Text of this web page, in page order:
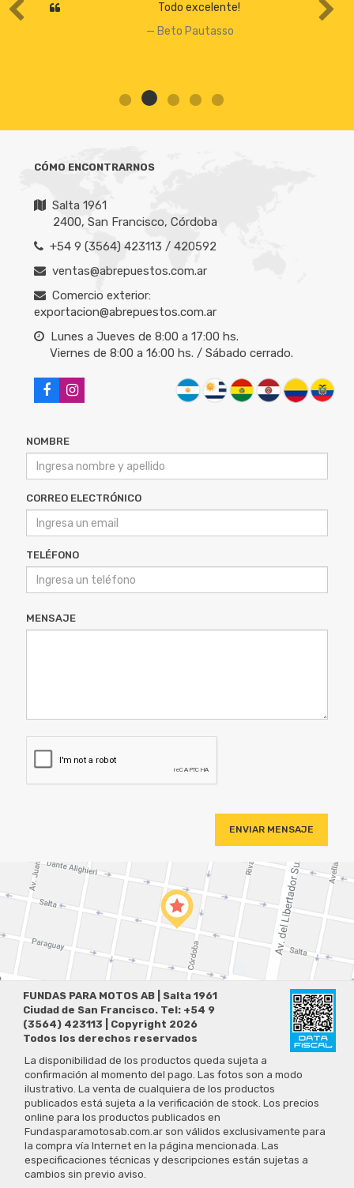
Todo excelente!
Beto Pautasso
Salta 1961
+54 9 (3564) 423113 / 420592
ventas@abrepuestos.com.ar
Comercio exterior:
exportacion@abrepuestos.com.ar
Lunes a Jueves de 8:00 a 17:00 hs.
Viernes de 8:00 a 16:00 hs. / Sábado cerrado.
CORREO ELECTRÓNICO
TELÉFONO
MENSAJE
FUNDAS PARA MOTOS AB | Salta 1961
Ciudad de San Francisco. Tel: +54 9
(3564) 423113 | Copyright 2026
Todos los derechos reservados
La disponibilidad de los productos queda sujeta a
confirmación al momento del pago. Las fotos son a modo
ilustrativo. La venta de cualquiera de los productos
publicados está sujeta a la verificación de stock. Los precios
online para los productos publicados en
Fundasparamotosab.com.ar son válidos exclusivamente para
la compra vía Internet en la página mencionada. Las
especificaciones técnicas y descripciones están sujetas a
cambios sin previo aviso.
Preguntas Frecuentes